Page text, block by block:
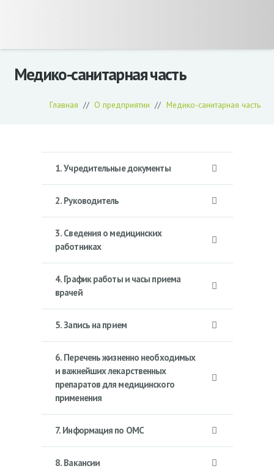
Медико-санитарная часть
Главная // О предприятии // Медико-санитарная часть
1. Учредительные документы
2. Руководитель
3. Сведения о медицинских
работниках
4. График работы и часы приема
врачей
5. Запись на прием
6. Перечень жизненно необходимых
и важнейших лекарственных
препаратов для медицинского
применения
7. Информация по ОМС
8. Вакансии